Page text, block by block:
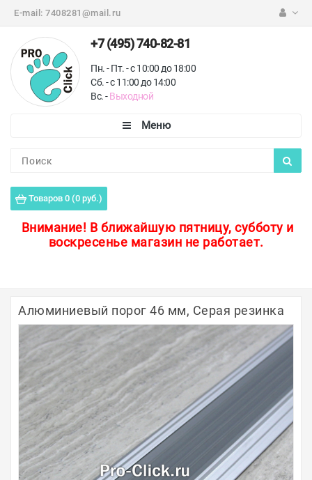
E-mail: 7408281@mail.ru
+7 (495) 740-82-81
Пн. - Пт. - с 10:00 до 18:00
Сб. - с 11:00 до 14:00
Вс. -Выходной
Товаров 0 (0 руб.)
Внимание! В ближайшую пятницу, субботу и
воскресенье магазин не работает.
Пороги для пола
Защитные уголки
Полосы из металла
Плинтуса
Профили для стекла и SPC
Обводы для труб
Алюминиевые профили
Крепёж и крепления
Алюминиевый порог 46 мм, Серая резинка